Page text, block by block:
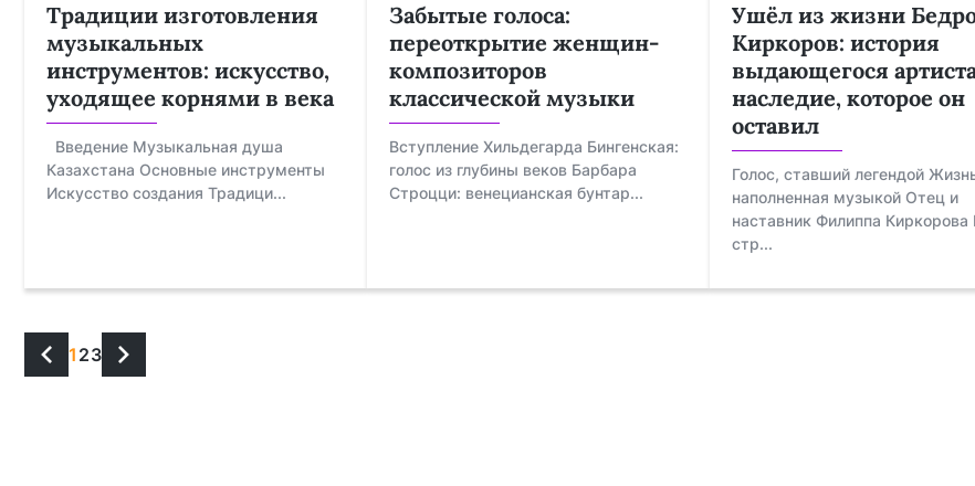
Традиции изготовления
музыкальных
инструментов: искусство,
уходящее корнями в века
Введение Музыкальная душа
Казахстана Основные инструменты
Искусство создания Традици...
Забытые голоса:
переоткрытие женщин-
композиторов
классической музыки
Вступление Хильдегарда Бингенская:
голос из глубины веков Барбара
Строцци: венецианская бунтар...
Ушёл из жизни
Киркоров: история
выдающегося
наследие, которое он
оставил
Голос, ставший легендой
наполненная музыкой Отец и
наставник Филиппа Киркорова
стр...
1 23